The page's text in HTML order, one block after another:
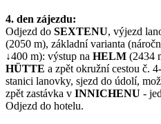
4. den zájezdu:
Odjezd do SEXTENU, výjezd
(2050 m), základní varianta
↓400 m): výstup na HELM (2434
HÜTTE a zpět okružní cestou č.
stanici lanovky, sjezd do údolí,
zpět zastávka v INNICHENU -
Odjezd do hotelu.